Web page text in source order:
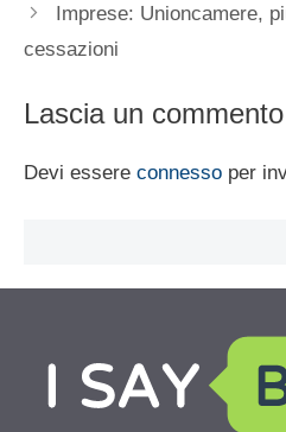
Imprese: Unioncamere,
cessazioni
Lascia un commento
Devi essere connesso per